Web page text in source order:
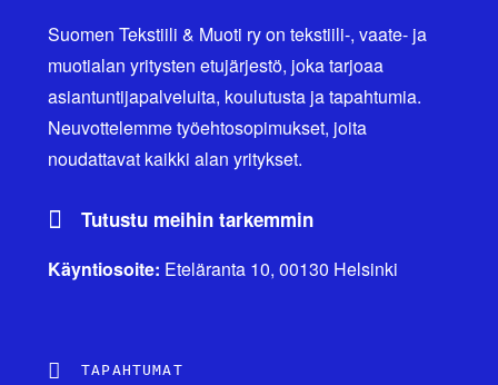
Suomen Tekstiili & Muoti ry on tekstiili-, vaate- ja
muotialan yritysten etujärjestö, joka tarjoaa
asiantuntijapalveluita, koulutusta ja tapahtumia.
Neuvottelemme työehtosopimukset, joita
noudattavat kaikki alan yritykset.
Tutustu meihin tarkemmin
Käyntiosoite: Eteläranta 10, 00130 Helsinki
TAPAHTUMAT